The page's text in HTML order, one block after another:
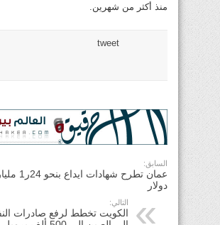
منذ أكثر من شهرين.
tweet
السابق:
عمان تطرح شهادات ايداع بنحو 24ر1 مليار
دولار
التالي:
الكويت تخطط لرفع صادرات